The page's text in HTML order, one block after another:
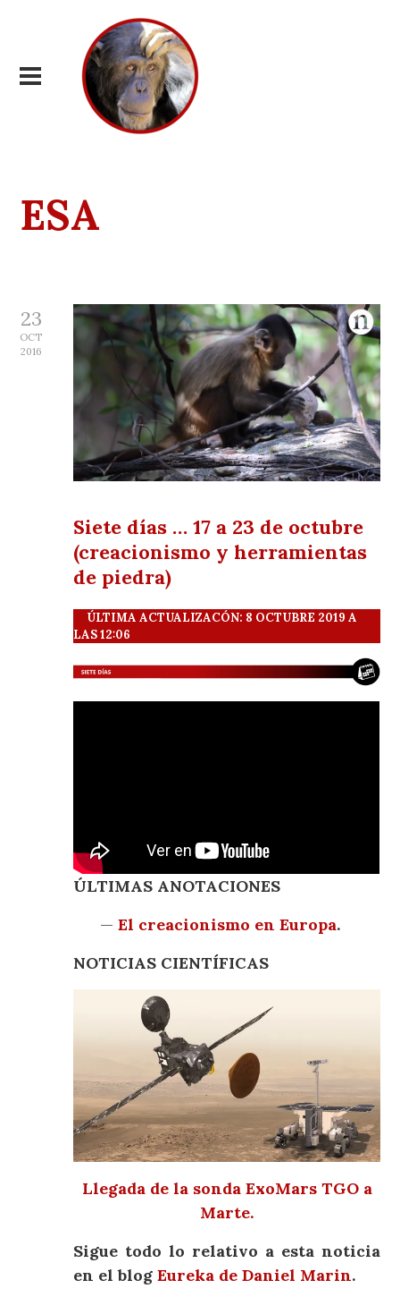
ESA
23
OCT
2016
Siete días … 17 a 23 de octubre
(creacionismo y herramientas
de piedra)
ÚLTIMA ACTUALIZACÓN: 8 OCTUBRE 2019 A
LAS 12:06
ÚLTIMAS ANOTACIONES
—El creacionismo en Europa.
NOTICIAS CIENTÍFICAS
Llegada de la sonda ExoMars TGO a
Marte.
Sigue todo lo relativo a esta noticia
en el blogEureka de Daniel Marin.